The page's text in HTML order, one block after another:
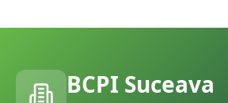
BCPI Suceava